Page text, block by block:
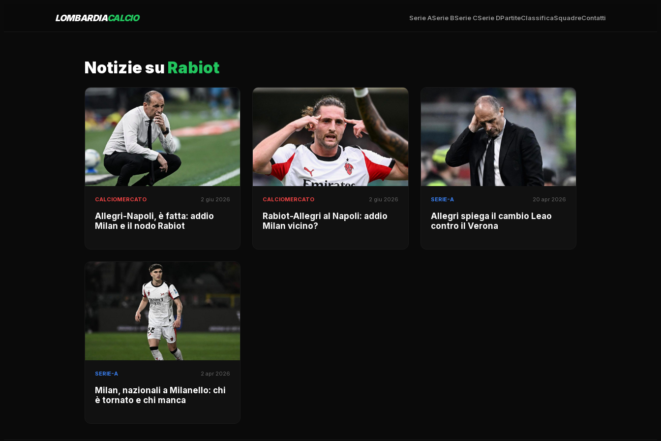
LOMBARDIACALCIO Serie ASerie BSerie CSerie DPartiteClassificaSquadreContatti
Notizie su Rabiot
CALCIOMERCATO 2 giu 2026
Allegri-Napoli, è fatta: addio
Milan e il nodo Rabiot
CALCIOMERCATO 2 giu 2026
Rabiot-Allegri al Napoli: addio
Milan vicino?
SERIE-A 20 apr 2026
Allegri spiega il cambio Leao
contro il Verona
SERIE-A 2 apr 2026
Milan, nazionali a Milanello: chi
è tornato e chi manca